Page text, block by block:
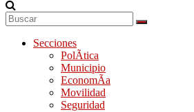
Secciones
PolÃ­tica
Municipio
EconomÃ­a
Movilidad
Seguridad